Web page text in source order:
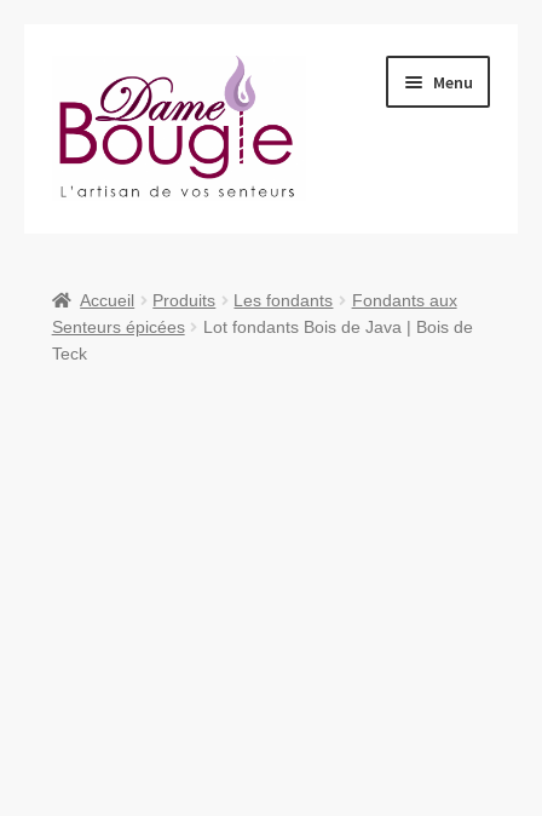
à
la
navigation
au
contenu
Menu
enfant
Produits
le
Nous retrouver
Accueil Produits Les fondants
Fondants aux
Senteurs épicées
Lot fondants Bois de Java | Bois de
Teck